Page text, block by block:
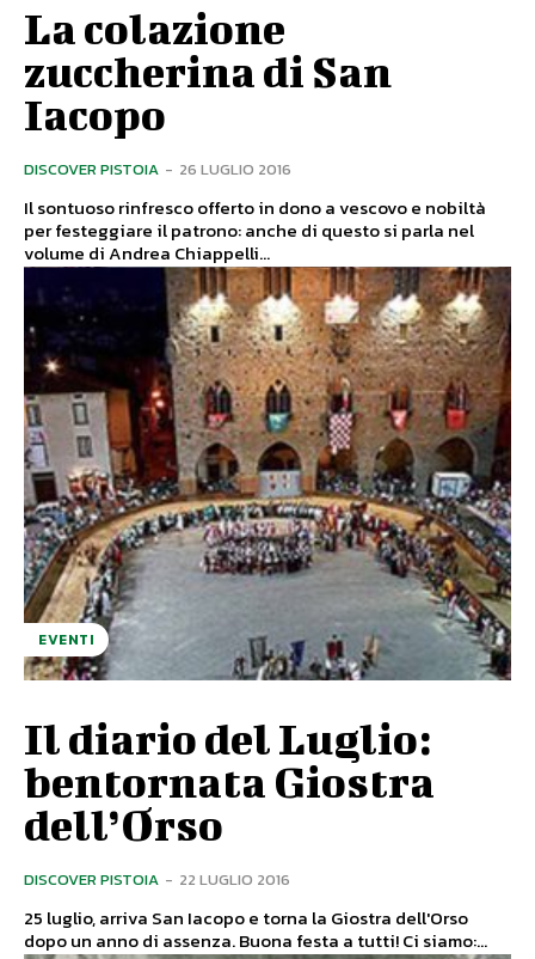
La colazione
zuccherina di San
Iacopo
DISCOVER PISTOIA - 26 LUGLIO 2016
Il sontuoso rinfresco offerto in dono a vescovo e nobiltà
per festeggiare il patrono: anche di questo si parla nel
volume di Andrea Chiappelli...
EVENTI
Il diario del Luglio:
bentornata Giostra
dell’Orso
DISCOVER PISTOIA - 22 LUGLIO 2016
25 luglio, arriva San Iacopo e torna la Giostra dell'Orso
dopo un anno di assenza. Buona festa a tutti! Ci siamo:...